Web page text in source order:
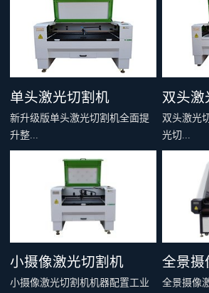
单头激光切割机
新升级版单头激光切割机全面提
升整...
机刚性和结构稳定性，多个型号
可供选择，适合绝大多数非金属
材料的切割雕刻，例如：亚克
力、木料、皮革、布料、毛料、
太阳能板等，是你购买入门级激
光切割机的首选。
双头激
双头激光
光切...
割机全面
定性，多
绝大多数
刻，例如
革、布料
是你购买
选。
小摄像激光切割机
小摄像激光切割机机器配置工业
全景摄
全景摄像